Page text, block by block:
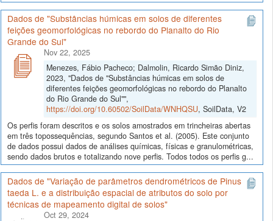
Dados de "Substâncias húmicas em solos de diferentes
feições geomorfológicas no rebordo do Planalto do Rio
Grande do Sul"
Nov 22, 2025
Menezes, Fábio Pacheco; Dalmolin, Ricardo Simão Diniz,
2023, "Dados de "Substâncias húmicas em solos de
diferentes feições geomorfológicas no rebordo do Planalto
do Rio Grande do Sul"",
https://doi.org/10.60502/SoilData/WNHQSU, SoilData, V2
Os perfis foram descritos e os solos amostrados em trincheiras abertas
em três topossequências, segundo Santos et al. (2005). Este conjunto
de dados possui dados de análises químicas, físicas e granulométricas,
sendo dados brutos e totalizando nove perfis. Todos todos os perfis g...
Dados de "Variação de parâmetros dendrométricos de Pinus
taeda L. e a distribuição espacial de atributos do solo por
técnicas de mapeamento digital de solos"
Oct 29, 2024